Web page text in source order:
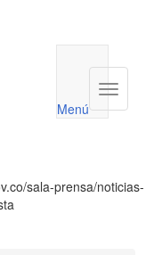
utilidades
Menú
Menú
sala-prensa/noticias-